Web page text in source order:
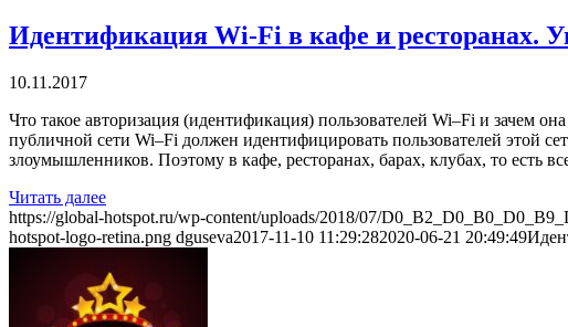
Идентификация Wi-Fi в кафе и ресторанах.
10.11.2017
Что такое авторизация (идентификация) пользователей Wi–Fi и зачем
публичной сети Wi–Fi должен идентифицировать пользователей этой
злоумышленников. Поэтому в кафе, ресторанах, барах, клубах, то есть
Читать далее
https://global-hotspot.ru/wp-content/uploads/2018/07/
hotspot-logo-retina.png dguseva2017-11-10 11:29:282020-06-21 20:49:49